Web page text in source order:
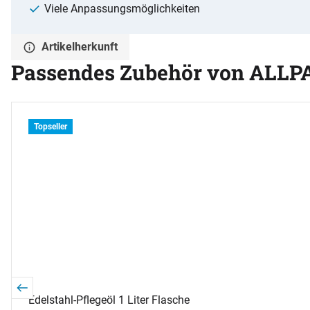
Viele Anpassungsmöglichkeiten
Artikelherkunft
Passendes Zubehör von
Topseller
Edelstahl-Pflegeöl 1 Liter Flasche